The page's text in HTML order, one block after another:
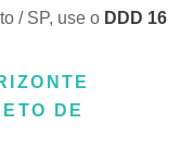
/ SP, use o DDD 16
DE